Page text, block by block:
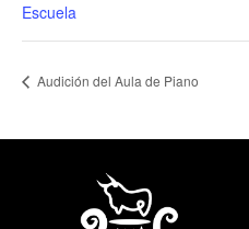
Escuela
Audición del Aula de Piano